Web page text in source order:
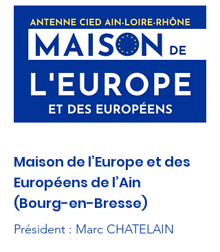
Maison de l’Europe et des
Européens de l’Ain
(Bourg-en-Bresse)
​Président : Marc CHATELAIN